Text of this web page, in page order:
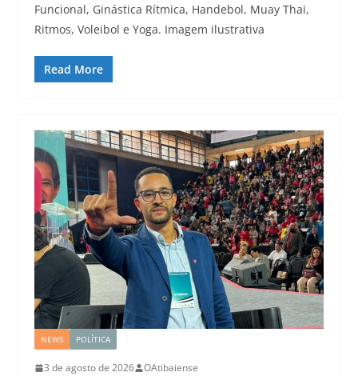
Funcional, Ginástica Rítmica, Handebol, Muay Thai,
Ritmos, Voleibol e Yoga. Imagem ilustrativa
Read More
NEWS POLÍTICA
3 de agosto de 2026 OAtibaiense